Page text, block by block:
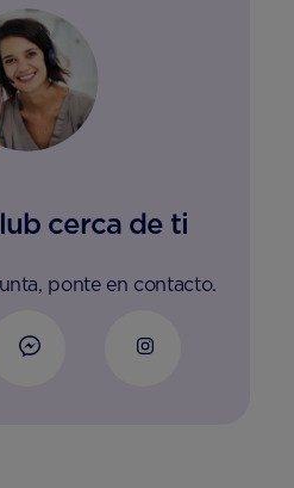
cerca de ti
ponte en contacto.